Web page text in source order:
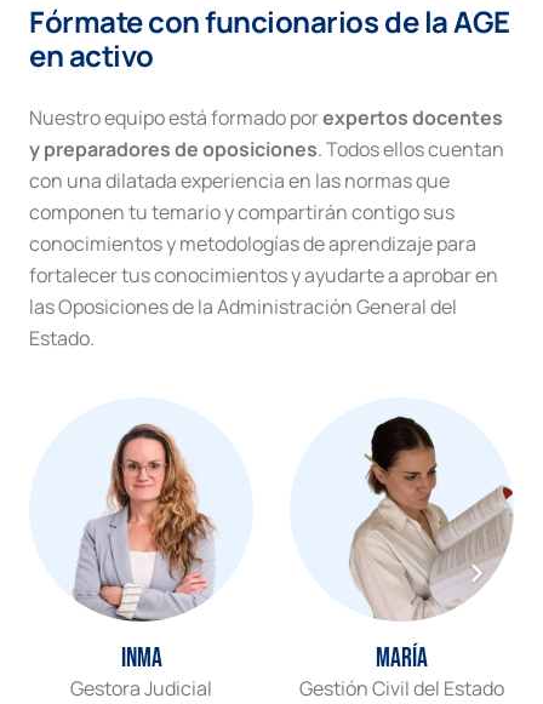
Fórmate con funcionarios de la AGE
en activo
Nuestro equipo está formado porexpertos docentes
y preparadores de oposiciones. Todos ellos cuentan
con una dilatada experiencia en las normas que
componen tu temario y compartirán contigo sus
conocimientos y metodologías de aprendizaje para
fortalecer tus conocimientos y ayudarte a aprobar en
las Oposiciones de la Administración General del
Estado.
Inma
Gestora Judicial
María
Gestión Civil del Estado